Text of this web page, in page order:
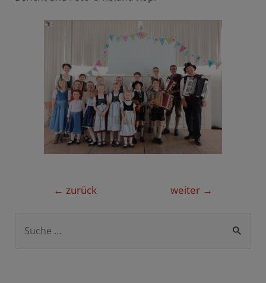
Beitragsnavigation
← zurück weiter →